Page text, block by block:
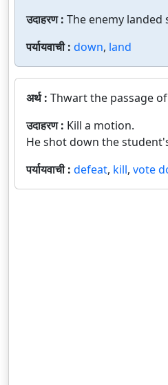
उदाहरण : The enemy
पर्यायवाची : down, land
अर्थ : Thwart the passage
उदाहरण : Kill a motion.
He shot down the
पर्यायवाची : defeat, kill, vote